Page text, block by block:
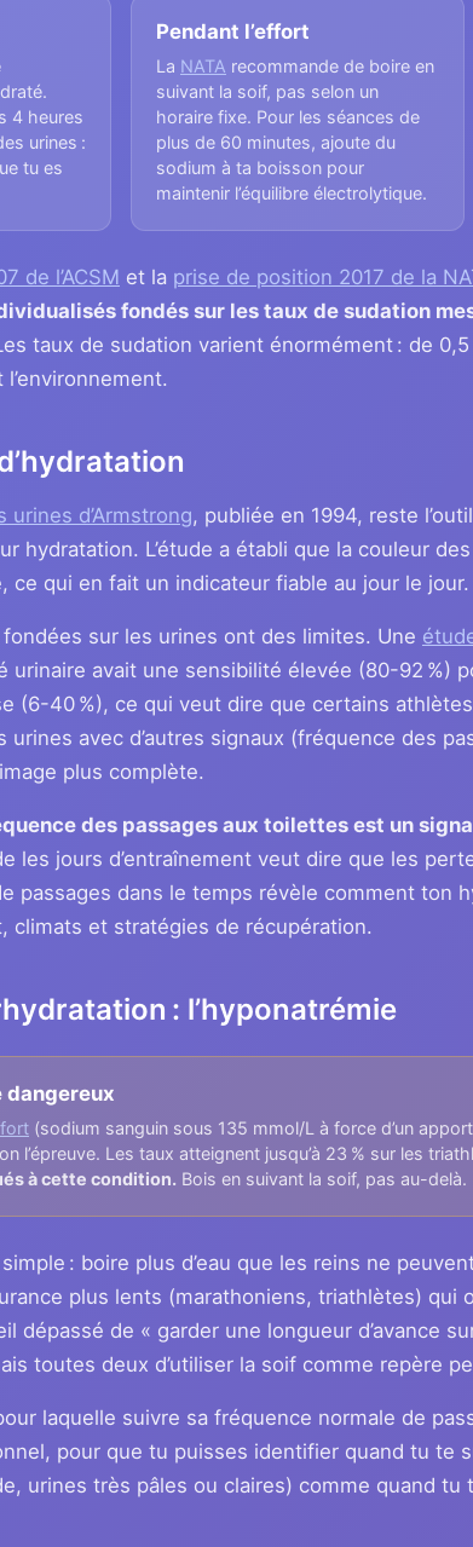
4 heures
urines :
tu es
Pendant l’effort
La NATA recommande de boire en
suivant la soif, pas selon un
horaire fixe. Pour les séances de
plus de 60 minutes, ajoute du
sodium à ta boisson pour
maintenir l’équilibre électrolytique.
de l’ACSM et la prise de position 2017 de la
fondés sur les taux de sudation
taux de sudation varient énormément : de
d’Armstrong, publiée en 1994, reste
hydratation. L’étude a établi que la couleur
ce qui en fait un indicateur fiable au jour le jour.
sur les urines ont des limites. Une
urinaire avait une sensibilité élevée (80-92 %)
(6-40 %), ce qui veut dire que certains
urines avec d’autres signaux (fréquence des
plus complète.
des passages aux toilettes est un
les jours d’entraînement veut dire que les
passages dans le temps révèle comment ton
climats et stratégies de récupération.
: l’hyponatrémie
dangereux
(sodium sanguin sous 135 mmol/L à force d’un
l’épreuve. Les taux atteignent jusqu’à 23 % sur les
à cette condition. Bois en suivant la soif, pas au-delà.
: boire plus d’eau que les reins ne
plus lents (marathoniens, triathlètes)
dépassé de « garder une longueur d’avance sur
toutes deux d’utiliser la soif comme repère
laquelle suivre sa fréquence normale de
pour que tu puisses identifier quand tu te
urines très pâles ou claires) comme quand tu